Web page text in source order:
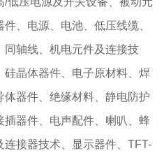
、电源、电池、低压线缆、
轴线、机电元件及连接技
晶体器件、电子原材料、焊
器件、绝缘材料、静电防护
器件、电声配件、喇叭、蜂
接器技术、显示器件、TFT-